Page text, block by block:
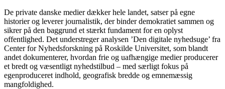
De private danske medier dækker hele landet, satser på egne
historier og leverer journalistik, der binder demokratiet sammen og
sikrer på den baggrund et stærkt fundament for en oplyst
offentlighed. Det understreger analysen ’Den digitale nyhedsuge’ fra
Center for Nyhedsforskning på Roskilde Universitet, som blandt
andet dokumenterer, hvordan frie og uafhængige medier producerer
et bredt og væsentligt nyhedstilbud – med særligt fokus på
egenproduceret indhold, geografisk bredde og emnemæssig
mangfoldighed.